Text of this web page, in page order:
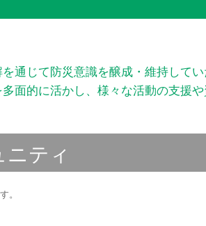
通じて防災意識を醸成・維持して
面的に活かし、様々な活動の支援や
ニティ
。